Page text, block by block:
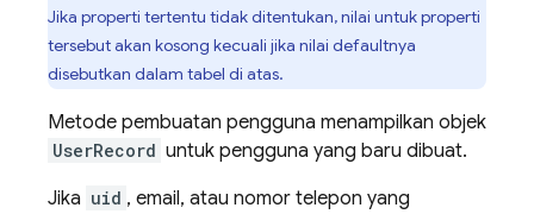
Jika properti tertentu tidak ditentukan, nilai untuk properti
tersebut akan kosong kecuali jika nilai defaultnya
disebutkan dalam tabel di atas.
Metode pembuatan pengguna menampilkan objek
UserRecord untuk pengguna yang baru dibuat.
Jika uid , email, atau nomor telepon yang